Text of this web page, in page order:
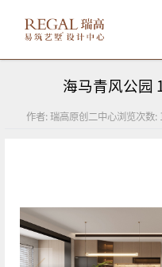
海马青风公园
作者: 瑞高原创二中心浏览次数: